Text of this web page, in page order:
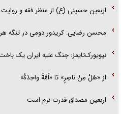
اربعین حسینی (ع) از منظر فقه و روایت
محسن رضایی: کریدور دومی در تنگه
نیویورک‌تایمز: جنگ علیه ایران یک
از «هَلْ مِنْ ناصِرٍ» تا «اُمَّةً واحِدَةً»
اربعین مصداق قدرت نرم است